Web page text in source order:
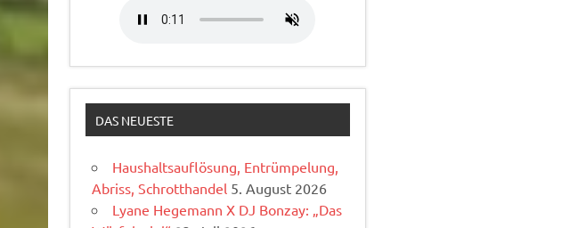
DAS NEUESTE
Haushaltsauflösung, Entrümpelung,
Abriss, Schrotthandel 5. August 2026
Lyane Hegemann X DJ Bonzay: „Das